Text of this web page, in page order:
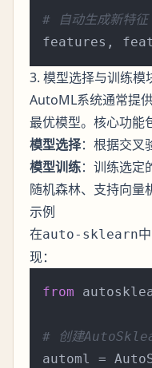
# 自动生成新特征
features,
3. 模型选择与训练模
AutoML系统通常提
最优模型。核心功能
模型选择：根据交叉
模型训练：训练选定
随机森林、支持向量
示例
在auto-sklearn
现：
from
# 创建
automl =